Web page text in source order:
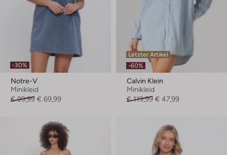
-30%
Notre-V
Minikleid
€ 99,99 € 69,99
Letzter Artikel
-60%
Calvin Klein
Minikleid
€ 119,99 € 47,99